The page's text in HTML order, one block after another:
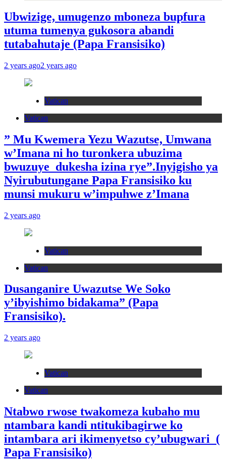
Ubwizige, umugenzo mboneza bupfura
utuma tumenya gukosora abandi
tutabahutaje (Papa Fransisiko)
2 years ago2 years ago
Vatican
Vatican
” Mu Kwemera Yezu Wazutse, Umwana
w’Imana ni ho turonkera ubuzima
bwuzuye dukesha izina rye”.Inyigisho ya
Nyirubutungane Papa Fransisiko ku
munsi mukuru w’impuhwe z’Imana
2 years ago
Vatican
Vatican
Dusanganire Uwazutse We Soko
y’ibyishimo bidakama” (Papa
Fransisiko).
2 years ago
Vatican
Vatican
Ntabwo rwose twakomeza kubaho mu
ntambara kandi ntitukibagirwe ko
intambara ari ikimenyetso cy’ubugwari (
Papa Fransisiko)